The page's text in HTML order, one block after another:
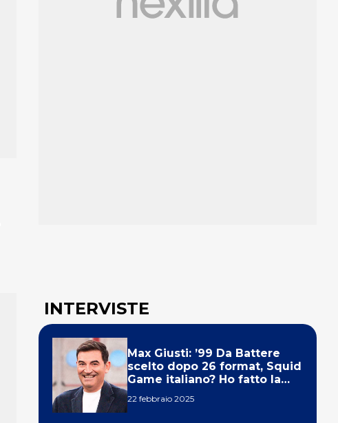
INTERVISTE
Max Giusti: ’99 Da Battere
scelto dopo 26 format, Squid
Game italiano? Ho fatto la
22 febbraio 2025